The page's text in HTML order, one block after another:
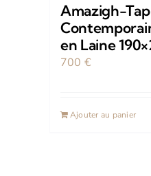
Amazigh-
en Laine
700 €
Ajouter au panier